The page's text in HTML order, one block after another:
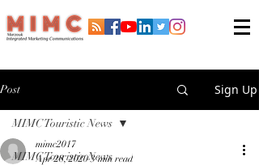
Post Sign Up
MIMC Touristic News
MIMC Touristic News
mimc2017
Apr 28, 2020 3 min read